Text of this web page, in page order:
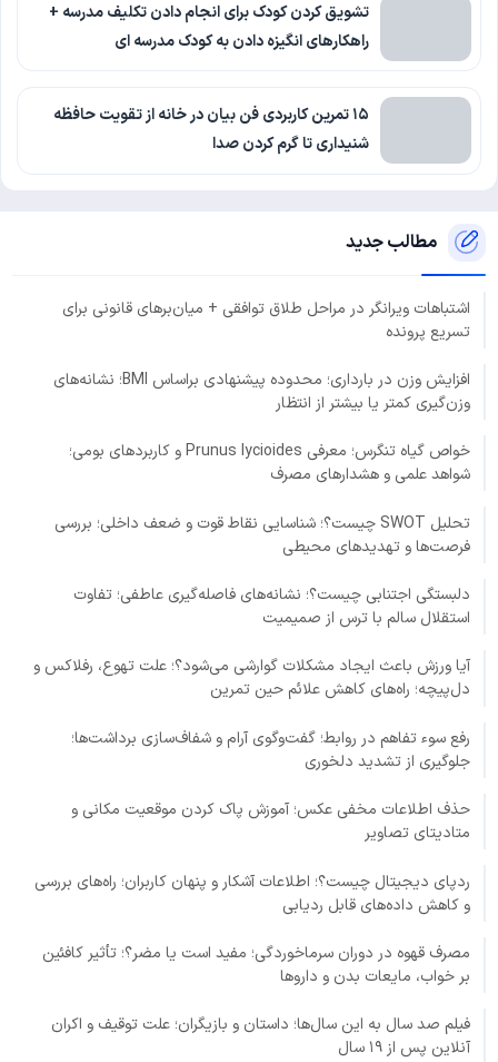
تشویق کردن کودک برای انجام دادن تکلیف مدرسه +
راهکارهای انگیزه دادن به کودک مدرسه ای
۱۵ تمرین کاربردی فن بیان در خانه از تقویت حافظه
شنیداری تا گرم کردن صدا
مطالب جدید
اشتباهات ویرانگر در مراحل طلاق توافقی + میان‌برهای قانونی برای
تسریع پرونده
افزایش وزن در بارداری؛ محدوده پیشنهادی براساس BMI؛ نشانه‌های
وزن‌گیری کمتر یا بیشتر از انتظار
خواص گیاه تنگرس؛ معرفی Prunus lycioides و کاربردهای بومی؛
شواهد علمی و هشدارهای مصرف
تحلیل SWOT چیست؟؛ شناسایی نقاط قوت و ضعف داخلی؛ بررسی
فرصت‌ها و تهدیدهای محیطی
دلبستگی اجتنابی چیست؟؛ نشانه‌های فاصله‌گیری عاطفی؛ تفاوت
استقلال سالم با ترس از صمیمیت
آیا ورزش باعث ایجاد مشکلات گوارشی می‌شود؟؛ علت تهوع، رفلاکس و
دل‌پیچه؛ راه‌های کاهش علائم حین تمرین
رفع سوء تفاهم در روابط؛ گفت‌وگوی آرام و شفاف‌سازی برداشت‌ها؛
جلوگیری از تشدید دلخوری
حذف اطلاعات مخفی عکس؛ آموزش پاک کردن موقعیت مکانی و
متادیتای تصاویر
ردپای دیجیتال چیست؟؛ اطلاعات آشکار و پنهان کاربران؛ راه‌های بررسی
و کاهش داده‌های قابل ردیابی
مصرف قهوه در دوران سرماخوردگی؛ مفید است یا مضر؟؛ تأثیر کافئین
بر خواب، مایعات بدن و داروها
فیلم صد سال به این سال‌ها؛ داستان و بازیگران؛ علت توقیف و اکران
آنلاین پس از ۱۹ سال